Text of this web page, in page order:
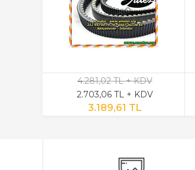
4.281,02 TL + KDV
2.703,06 TL + KDV
3.189,61 TL